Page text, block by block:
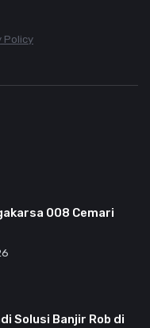
Policy
008 Cemari
Solusi Banjir Rob di